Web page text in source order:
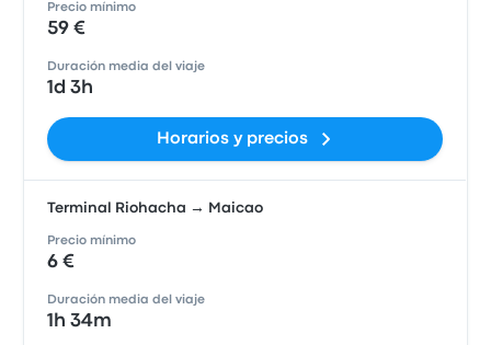
Precio mínimo
59 €
Duración media del viaje
1d 3h
Horarios y precios
Terminal Riohacha → Maicao
Precio mínimo
6 €
Duración media del viaje
1h 34m